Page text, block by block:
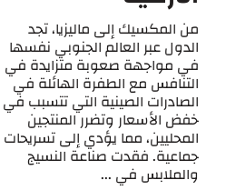
من المكسيك إلى ماليزيا، تجد
الدول عبر العالم الجنوبي نفسها
في مواجهة صعوبة متزايدة في
التنافس مع الطفرة الهائلة في
الصادرات الصينية التي تتسبب في
خفض الأسعار وتضرر المنتجين
المحليين، مما يؤدي إلى تسريحات
جماعية. فقدت صناعة النسيج
والملابس في ...